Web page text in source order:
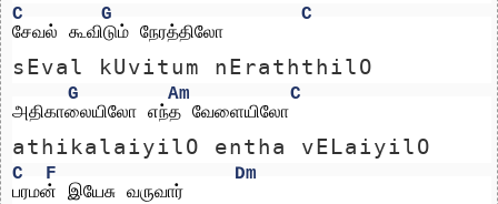
C G
C
சேவல் கூவிடும் நேரத்திலோ
sEval kUvitum nEraththilO
G Am
C
அதிகாலையிலோ எந்த வேளையிலோ
athikalaiyilO entha vELaiyilO
C F
Dm
பரமன் இயேசு வருவார்